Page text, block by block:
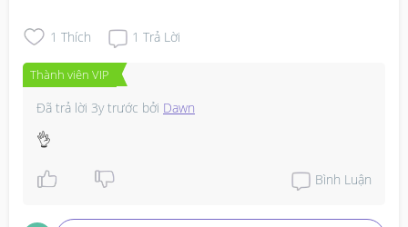
1 Thích 1 Trả Lời
Thành viên VIP
Đã trả lời 3y trước bởi Dawn
👌
Bình Luận